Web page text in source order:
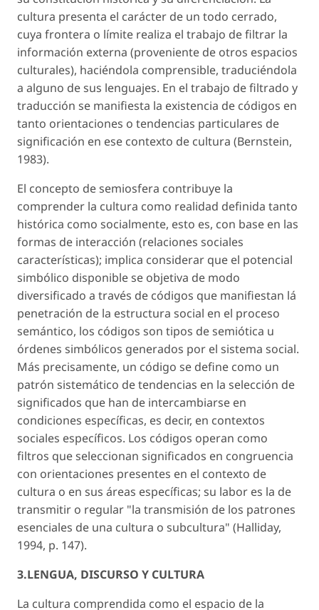
cultura presenta el carácter de un todo cerrado,
cuya frontera o límite realiza el trabajo de filtrar la
información externa (proveniente de otros espacios
culturales), haciéndola comprensible, traduciéndola
a alguno de sus lenguajes. En el trabajo de filtrado y
traducción se manifiesta la existencia de códigos en
tanto orientaciones o tendencias particulares de
significación en ese contexto de cultura (Bernstein,
1983).
El concepto de semiosfera contribuye la
comprender la cultura como realidad definida tanto
histórica como socialmente, esto es, con base en las
formas de interacción (relaciones sociales
características); implica considerar que el potencial
simbólico disponible se objetiva de modo
diversificado a través de códigos que manifiestan lá
penetración de la estructura social en el proceso
semántico, los códigos son tipos de semiótica u
órdenes simbólicos generados por el sistema social.
Más precisamente, un código se define como un
patrón sistemático de tendencias en la selección de
significados que han de intercambiarse en
condiciones específicas, es decir, en contextos
sociales específicos. Los códigos operan como
filtros que seleccionan significados en congruencia
con orientaciones presentes en el contexto de
cultura o en sus áreas específicas; su labor es la de
transmitir o regular "la transmisión de los patrones
esenciales de una cultura o subcultura" (Halliday,
1994, p. 147).
3.LENGUA, DISCURSO Y CULTURA
La cultura comprendida como el espacio de la